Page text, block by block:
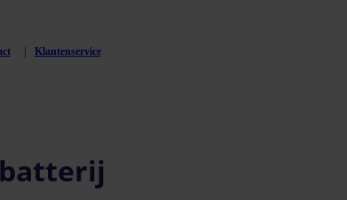
Klantenservice
batterij